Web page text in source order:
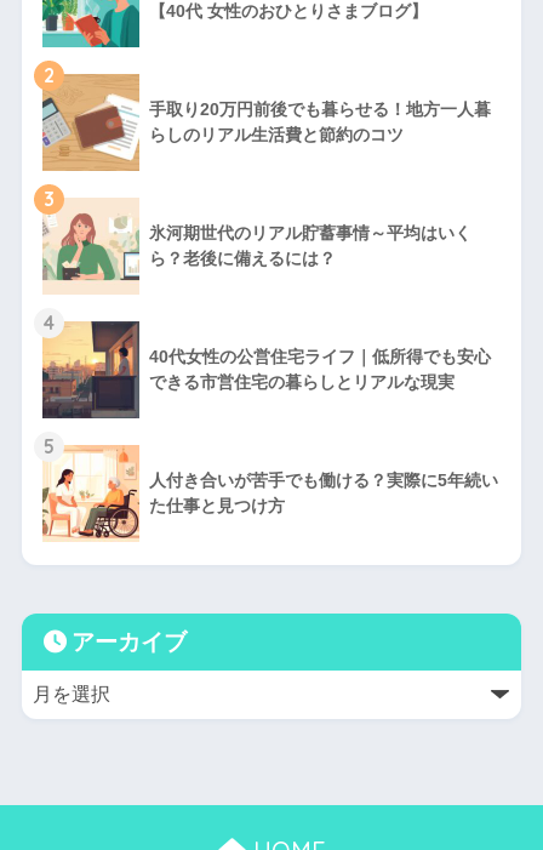
【40代 女性のおひとりさまブログ】
2
手取り20万円前後でも暮らせる！地方一人暮
らしのリアル生活費と節約のコツ
3
氷河期世代のリアル貯蓄事情～平均はいく
ら？老後に備えるには？
4
40代女性の公営住宅ライフ｜低所得でも安心
できる市営住宅の暮らしとリアルな現実
5
人付き合いが苦手でも働ける？実際に5年続い
た仕事と見つけ方
アーカイブ